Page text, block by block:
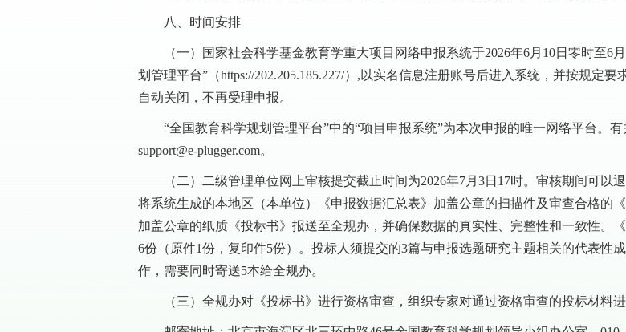
八、时间安排
（一）国家社会科学基金教育学重大项目网络申报系统于2026年6月10日零时至6
划管理平台”（https://202.205.185.227/）,以实名信息注册账号后进入系统，并按规定
自动关闭，不再受理申报。
“全国教育科学规划管理平台”中的“项目申报系统”为本次申报的唯一网络平台。
support@e-plugger.com。
（二）二级管理单位网上审核提交截止时间为2026年7月3日17时。审核期间可
将系统生成的本地区（本单位）《申报数据汇总表》加盖公章的扫描件及审查合格的
加盖公章的纸质《投标书》报送至全规办，并确保数据的真实性、完整性和一致性。
6份（原件1份，复印件5份）。投标人须提交的3篇与申报选题研究主题相关的代表性
作，需要同时寄送5本给全规办。
（三）全规办对《投标书》进行资格审查，组织专家对通过资格审查的投标材料